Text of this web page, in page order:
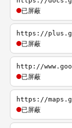
已屏蔽
https://
已屏蔽
http://
已屏蔽
https://
已屏蔽